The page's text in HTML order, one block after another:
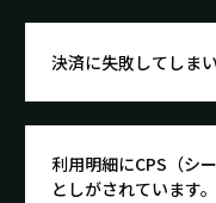
決済に失敗してしまい
利用明細にCPS（シ
としがされています。